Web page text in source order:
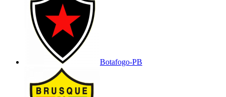
Botafogo-PB